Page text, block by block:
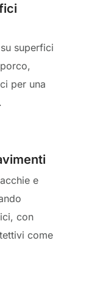
superfici
per una
e
con
come